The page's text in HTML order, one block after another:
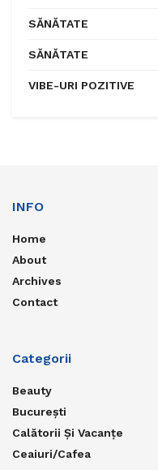
SĂNĂTATE
SĂNĂTATE
VIBE-URI POZITIVE
INFO
Home
About
Archives
Contact
Categorii
Beauty
București
Calătorii Și Vacanțe
Ceaiuri/Cafea